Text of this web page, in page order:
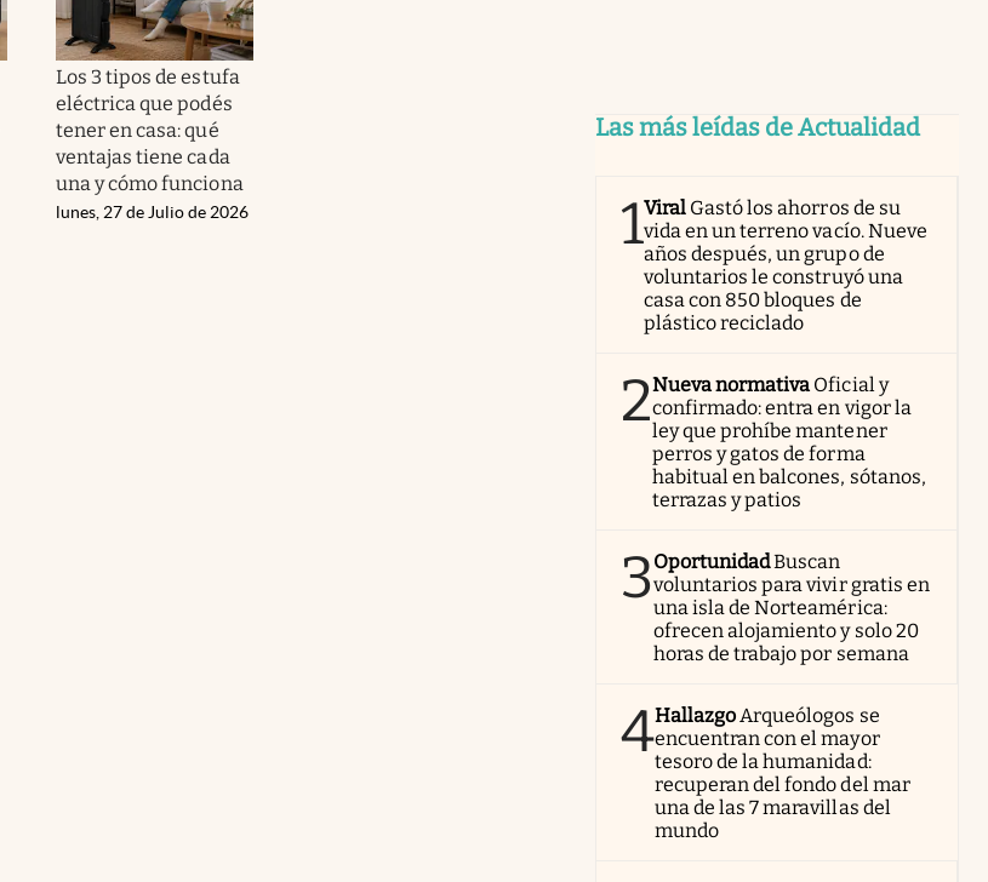
Los 3 tipos de estufa
eléctrica que podés
tener en casa: qué
ventajas tiene cada
una y cómo funciona
lunes, 27 de Julio de 2026
Las más leídas de Actualidad
1Viral Gastó los ahorros de su
vida en un terreno vacío. Nueve
años después, un grupo de
voluntarios le construyó una
casa con 850 bloques de
plástico reciclado
2Nueva normativa Oficial y
confirmado: entra en vigor la
ley que prohíbe mantener
perros y gatos de forma
habitual en balcones, sótanos,
terrazas y patios
3OportunidadBuscan
voluntarios para vivir gratis en
una isla de Norteamérica:
ofrecen alojamiento y solo 20
horas de trabajo por semana
4HallazgoArqueólogos se
encuentran con el mayor
tesoro de la humanidad:
recuperan del fondo del mar
una de las 7 maravillas del
mundo